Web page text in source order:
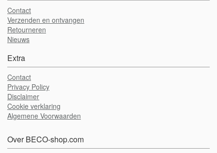
Contact
Verzenden en ontvangen
Retourneren
Nieuws
Extra
Contact
Privacy Policy
Disclaimer
Cookie verklaring
Algemene Voorwaarden
Over BECO-shop.com